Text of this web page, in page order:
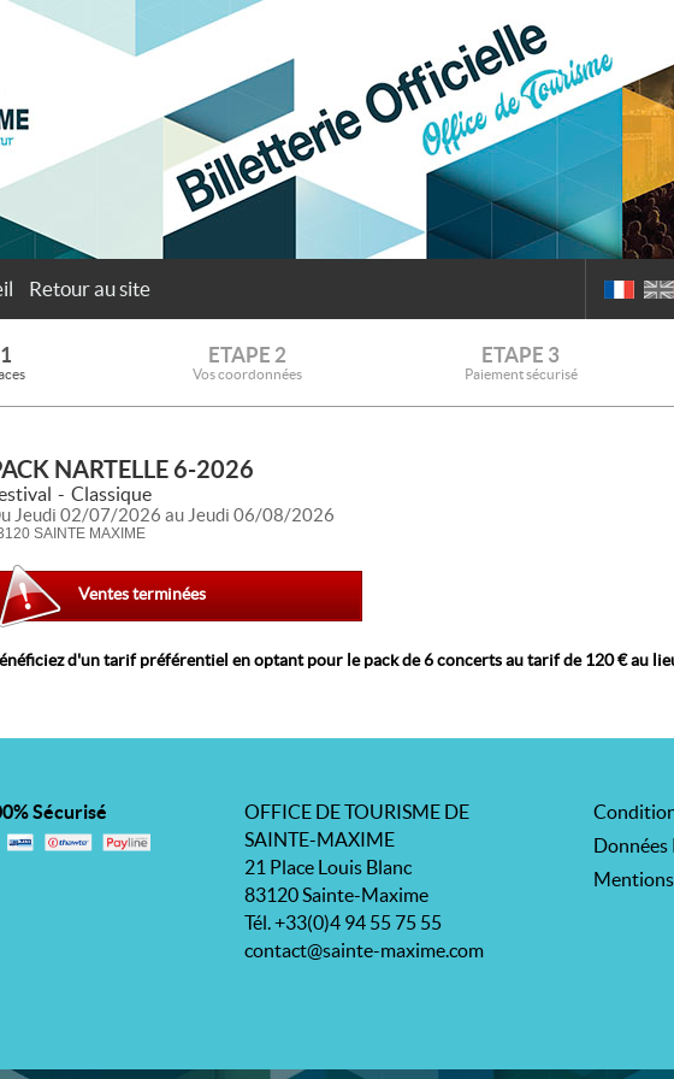
Retour au site
ETAPE 2
Vos coordonnées
ETAPE 3
Paiement sécurisé
NARTELLE 6-2026
Classique
Jeudi 02/07/2026 au Jeudi 06/08/2026
SAINTE MAXIME
Ventes terminées
d'un tarif préférentiel en optant pour le pack de 6 concerts au tarif de 120 € au
Sécurisé
OFFICE DE TOURISME DE
SAINTE-MAXIME
21 Place Louis Blanc
83120 Sainte-Maxime
Tél. +33(0)4 94 55 75 55
contact@sainte-maxime.com
Données